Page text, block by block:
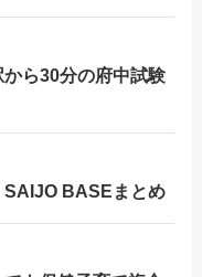
ら30分の府中試験
SAIJO BASEまとめ